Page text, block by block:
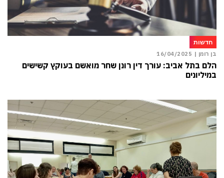
חדשות
בן רומן | 16/04/2025
הלם בתל אביב: עורך דין רונן שחר מואשם בעוקץ קשישים
במיליונים